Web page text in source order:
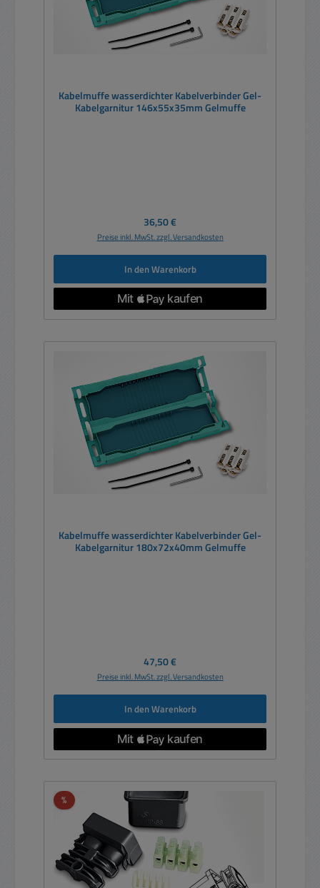
Kabelmuffe wasserdichter Kabelverbinder Gel-
Kabelgarnitur 146x55x35mm Gelmuffe
Regulärer Preis:
36,50 €
Preise inkl. MwSt. zzgl. Versandkosten
In den Warenkorb
Kabelmuffe wasserdichter Kabelverbinder Gel-
Kabelgarnitur 180x72x40mm Gelmuffe
Regulärer Preis:
47,50 €
Preise inkl. MwSt. zzgl. Versandkosten
In den Warenkorb
%Rabatt